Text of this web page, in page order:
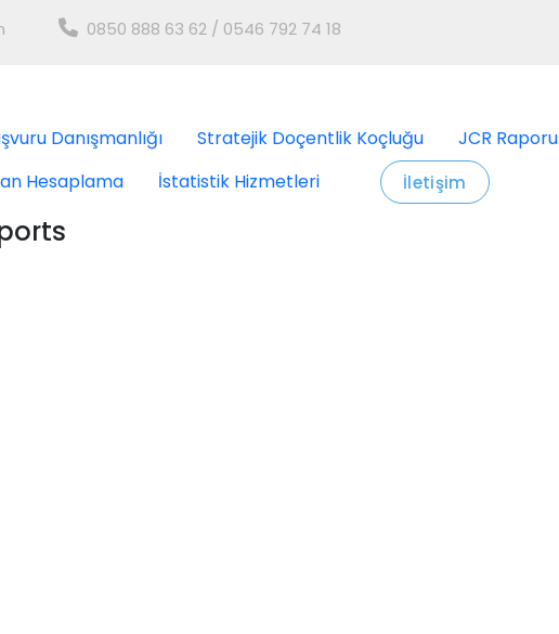
0850 888 63 62 / 0546 792 74 18
Danışmanlığı Stratejik Doçentlik Koçluğu JCR Raporu
Hesaplama
İstatistik Hizmetleri İletişim